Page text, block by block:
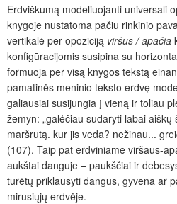
Erdviškumą modeliuojanti universali
knygoje nustatoma pačiu rinkinio
vertikalė per opoziciją viršus / apačia
konfigūracijomis susipina su
formuoja per visą knygos tekstą
pamatinės meninio teksto erdvę
galiausiai susijungia į vieną ir toliau
žemyn: „galėčiau sudaryti labai
maršrutą. kur jis veda? nežinau...
(107). Taip pat erdviniame viršaus-
aukštai danguje – paukščiai ir
turėtų priklausyti dangus, gyvena ar
mirusiųjų erdvėje.